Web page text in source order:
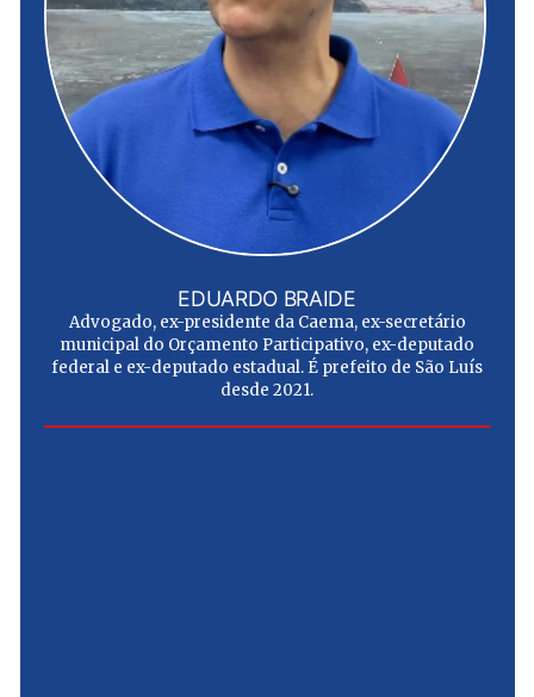
EDUARDO BRAIDE
Advogado, ex-presidente da Caema, ex-secretário
municipal do Orçamento Participativo, ex-deputado
federal e ex-deputado estadual. É prefeito de São Luís
desde 2021.